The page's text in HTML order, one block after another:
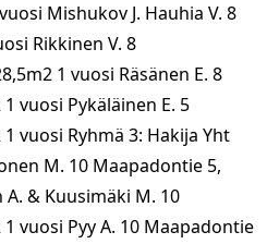
Mishukov J. Hauhia V. 8
Rikkinen V. 8
1 vuosi Räsänen E. 8
vuosi Pykäläinen E. 5
vuosi Ryhmä 3: Hakija Yht
M. 10 Maapadontie 5,
& Kuusimäki M. 10
vuosi Pyy A. 10 Maapadontie